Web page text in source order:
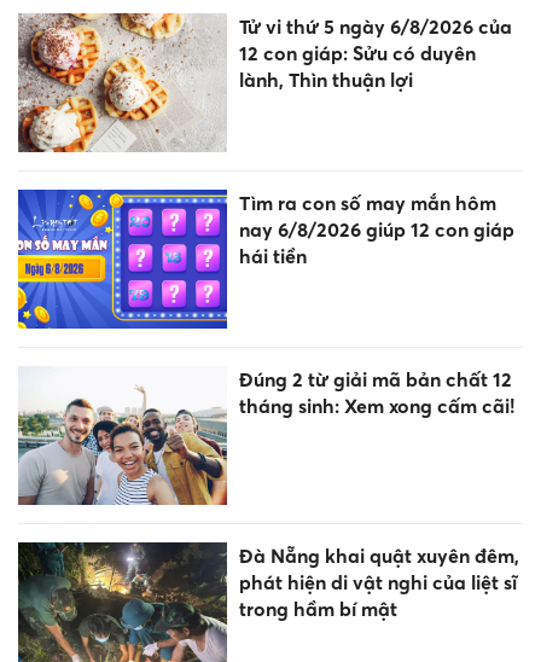
Tử vi thứ 5 ngày 6/8/2026 của
12 con giáp: Sửu có duyên
lành, Thìn thuận lợi
Tìm ra con số may mắn hôm
nay 6/8/2026 giúp 12 con giáp
hái tiền
Đúng 2 từ giải mã bản chất 12
tháng sinh: Xem xong cấm cãi!
Đà Nẵng khai quật xuyên đêm,
phát hiện di vật nghi của liệt sĩ
trong hầm bí mật